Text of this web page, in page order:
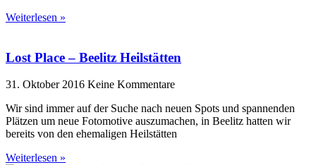
Weiterlesen »
Lost Place – Beelitz Heilstätten
31. Oktober 2016 Keine Kommentare
Wir sind immer auf der Suche nach neuen Spots und spannenden
Plätzen um neue Fotomotive auszumachen, in Beelitz hatten wir
bereits von den ehemaligen Heilstätten
Weiterlesen »